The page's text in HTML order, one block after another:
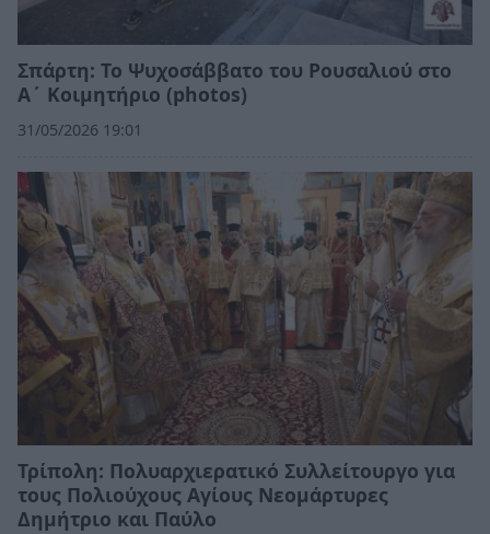
Σπάρτη: Το Ψυχοσάββατο του Ρουσαλιού στο
Α΄ Κοιμητήριο (photos)
31/05/2026 19:01
Τρίπολη: Πολυαρχιερατικό Συλλείτουργο για
τους Πολιούχους Αγίους Νεομάρτυρες
Δημήτριο και Παύλο